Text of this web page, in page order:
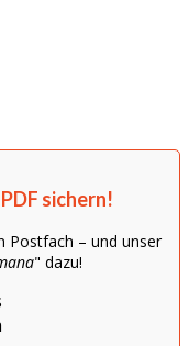
sichern!
Postfach – und unser
" dazu!